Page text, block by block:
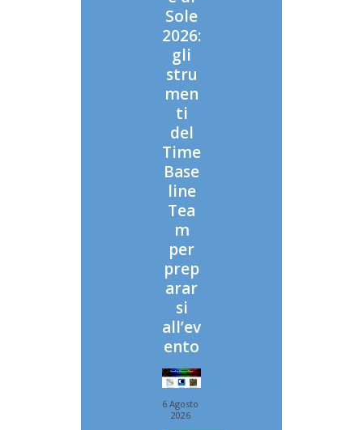
Sole
2026:
gli
stru
men
ti
del
Time
Base
line
Tea
m
per
prep
arar
si
all’ev
ento
6 Agosto
2026